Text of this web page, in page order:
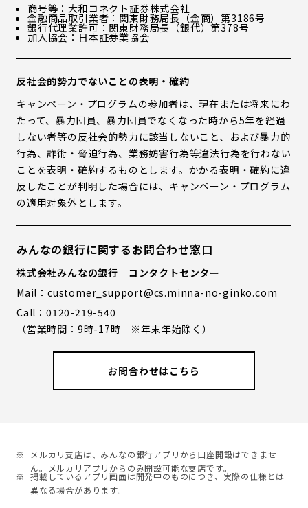
商号等：大和コネクト証券株式会社
金融商品取引業者：関東財務局長（金商）第3186号
銀行代理業許可：関東財務局長（銀代）第378号
加入協会：日本証券業協会
反社会的勢力でないことの表明・確約
キャンペーン・プログラムの参加者は、現在または将来にわ
たって、暴力団員、暴力団員でなくなった時から5年を経過
しない者等の反社会的勢力に該当しないこと、および暴力的
行為、詐術・脅迫行為、業務妨害行為等違法行為を行わない
ことを表明・確約するものとします。かかる表明・確約に違
反したことが判明した場合には、キャンペーン・プログラム
の適用対象外とします。
みんなの銀行に関するお問合わせ窓口
株式会社みんなの銀行 コンタクトセンター
Mail： customer_support@cs.minna-no-ginko.com
Call： 0120-219-540
（営業時間：9時-17時 ※年末年始除く）
お問合わせはこちら
メルカリ支店は、みんなの銀行アプリから口座開設はできませ
ん。メルカリアプリからのみ開設可能な支店です。
掲載しているアプリ画面は開発中のものにつき、実際の仕様とは
異なる場合があります。